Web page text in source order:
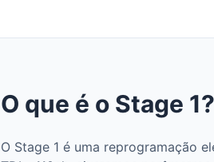
O que é o Stage 1?
O Stage 1 é uma reprogramação